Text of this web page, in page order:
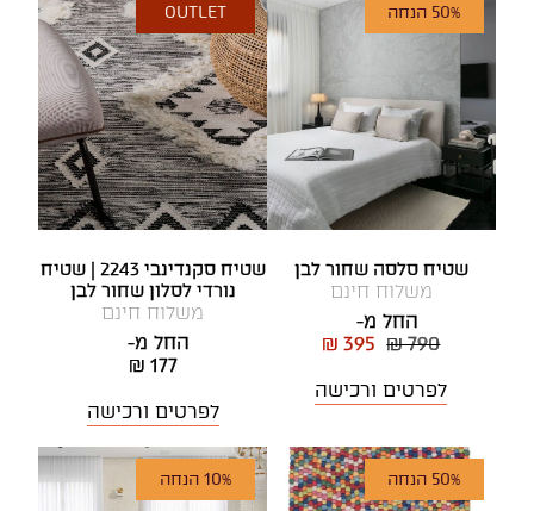
50% הנחה
שטיח סלסה שחור לבן
משלוח חינם
החל מ-
₪ 790
₪ 395
לפרטים ורכישה
OUTLET
שטיח סקנדינבי 2243 | שטיח
נורדי לסלון שחור לבן
משלוח חינם
החל מ-
₪ 177
לפרטים ורכישה
50% הנחה 10% הנחה